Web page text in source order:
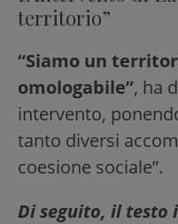
territorio”
“Siamo un
omologabile”, ha
intervento,
tanto diversi
coesione sociale”.
Di seguito, il testo